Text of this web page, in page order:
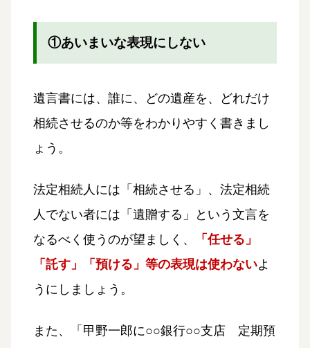
①あいまいな表現にしない
遺言書には、誰に、どの遺産を、どれだけ
相続させるのか等をわかりやすく書きまし
ょう。
法定相続人には「相続させる」、法定相続
人でない者には「遺贈する」という文言を
なるべく使うのが望ましく、
「任せる」
「託す」「預ける」等の表現は使わないよ
うにしましょう。
また、「甲野一郎に○○銀行○○支店 定期預